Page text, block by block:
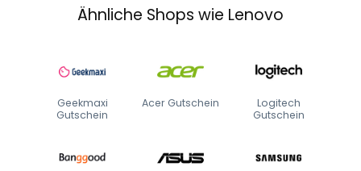
Ähnliche Shops wie Lenovo
Geekmaxi
Gutschein
Acer Gutschein
Logitech
Gutschein